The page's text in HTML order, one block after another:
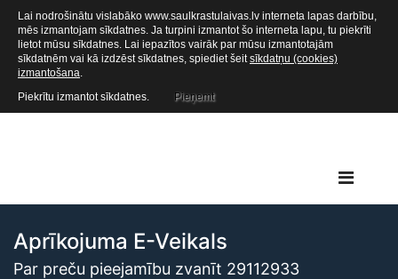
Aprīkojuma E-Veikals
Par preču pieejamību zvanīt 29112933
Lai nodrošinātu vislabāko www.saulkrastulaivas.lv interneta lapas darbību,
mēs izmantojam sīkdatnes. Ja turpini izmantot šo interneta lapu, tu piekrīti
lietot mūsu sīkdatnes. Lai iepazītos vairāk par mūsu izmantotajām
sīkdatnēm vai kā izdzēst sīkdatnes, spiediet šeitsīkdatņu (cookies)
izmantošana.
Piekrītu izmantot sīkdatnes.
Pieņemt